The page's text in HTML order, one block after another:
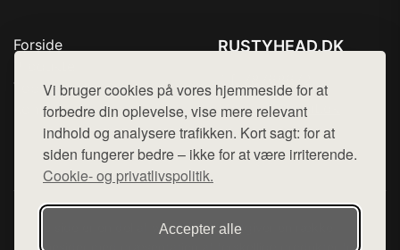
Vi bruger cookies på vores hjemmeside for at
forbedre din oplevelse, vise mere relevant
indhold og analysere trafikken. Kort sagt: for at
siden fungerer bedre – ikke for at være irriterende.
Cookie- og privatlivspolitik.
Accepter alle
Forside
Top Rabatter
Kontakt
RUSTYHEAD.DK
Mail: hej@want.dk
Cookie- og privatlivspolitik
Denne side er en del af want.dk, der udgiver en række
hjemmesider med præsentation af forskellige produkter fra